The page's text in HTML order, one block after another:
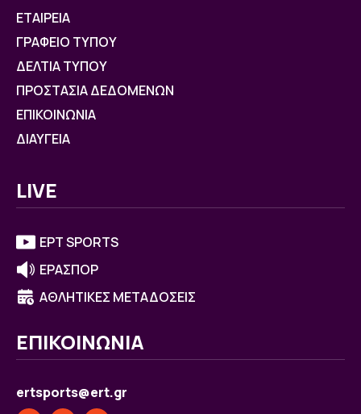
ΕΤΑΙΡΕΙΑ
ΓΡΑΦΕΙΟ ΤΥΠΟΥ
ΔΕΛΤΙΑ ΤΥΠΟΥ
ΠΡΟΣΤΑΣΙΑ ΔΕΔΟΜΕΝΩΝ
ΕΠΙΚΟΙΝΩΝΙΑ
ΔΙΑΥΓΕΙΑ
LIVE
ΕΡΤ SPORTS
ΕΡΑΣΠΟΡ
ΑΘΛΗΤΙΚΕΣ ΜΕΤΑΔΟΣΕΙΣ
ΕΠΙΚΟΙΝΩΝΙΑ
ertsports@ert.gr